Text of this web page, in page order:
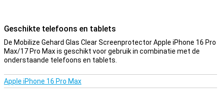
Geschikte telefoons en tablets
De Mobilize Gehard Glas Clear Screenprotector Apple iPhone 16 Pro
Max/17 Pro Max is geschikt voor gebruik in combinatie met de
onderstaande telefoons en tablets.
Apple iPhone 16 Pro Max